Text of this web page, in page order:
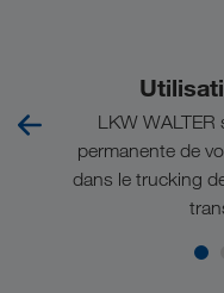
LKW
permanente de
dans le trucking